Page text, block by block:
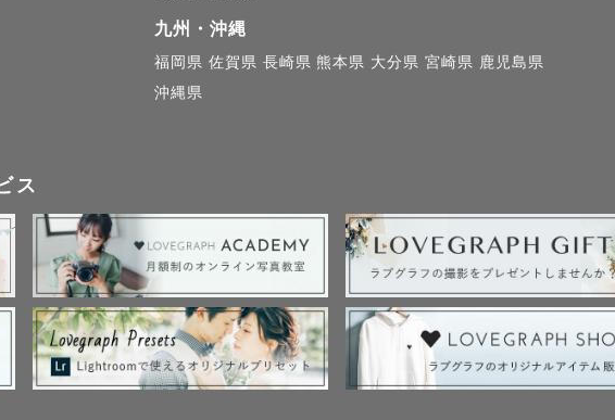
九州・沖縄
福岡県 佐賀県 長崎県 熊本県 大分県 宮崎県 鹿児島県
沖縄県
ス